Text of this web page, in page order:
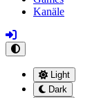
Kanäle
Light
Dark